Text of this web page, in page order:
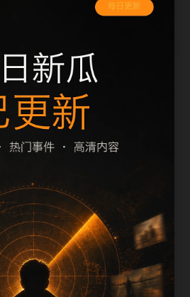
每日采集时，建议继续执行远程
图兜底、标题去重和 description
题下有多个相近页面，应通过不
访问场景、相关问题或专题入
的重复感。页面底部保留同类推
入口，保证重要页面点击
内。正文维护时可按用户搜索路
是否稳定、同栏目还有哪些可继
图片和摘要是否一致。每次新增
description、canonical、主题